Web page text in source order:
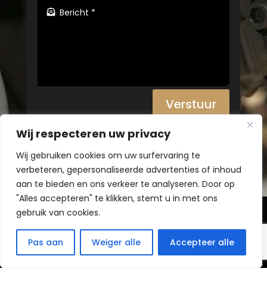
Wij respecteren uw privacy
Wij gebruiken cookies om uw surfervaring te
verbeteren, gepersonaliseerde advertenties of inhoud
aan te bieden en ons verkeer te analyseren. Door op
"Alles accepteren" te klikken, stemt u in met ons
gebruik van cookies.
Pas aan Weiger alle Accepteer alle
Verstuur